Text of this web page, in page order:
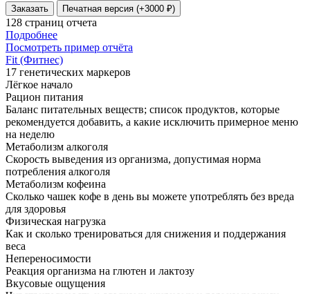
Заказать Печатная версия (+3000 ₽)
128 страниц отчета
Подробнее
Посмотреть пример отчёта
Fit (Фитнес)
17 генетических маркеров
Лёгкое начало
Рацион питания
Баланс питательных веществ; список продуктов, которые
рекомендуется добавить, а какие исключить примерное меню
на неделю
Метаболизм алкоголя
Скорость выведения из организма, допустимая норма
потребления алкоголя
Метаболизм кофеина
Сколько чашек кофе в день вы можете употреблять без вреда
для здоровья
Физическая нагрузка
Как и сколько тренироваться для снижения и поддержания
веса
Непереносимости
Реакция организма на глютен и лактозу
Вкусовые ощущения